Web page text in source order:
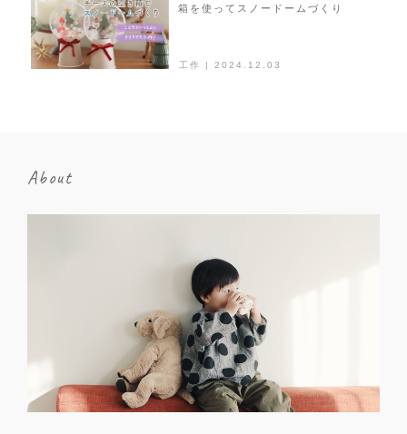
工作 | 2024.12.03
箱を使ってスノードームづくり
About